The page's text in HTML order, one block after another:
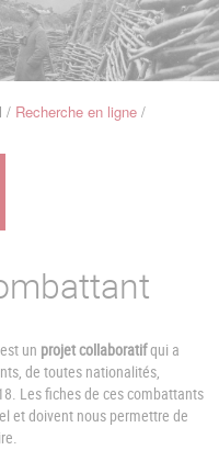
Recherche en ligne
un projet collaboratifqui a
de toutes nationalités,
Les fiches de ces combattants
et doivent nous permettre de